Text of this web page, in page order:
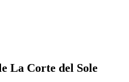
La Corte del Sole